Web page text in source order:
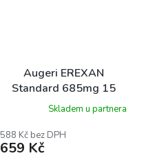
Augeri EREXAN
Standard 685mg 15
kapslí
Skladem u partnera
588 Kč bez DPH
659 Kč